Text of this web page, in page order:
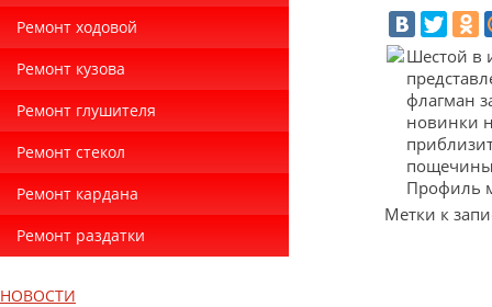
Ремонт ходовой
Ремонт кузова
Ремонт глушителя
Ремонт стекол
Ремонт кардана
Ремонт раздатки
НОВОСТИ
Шестой в
флагман
новинки
Профиль
Метки к